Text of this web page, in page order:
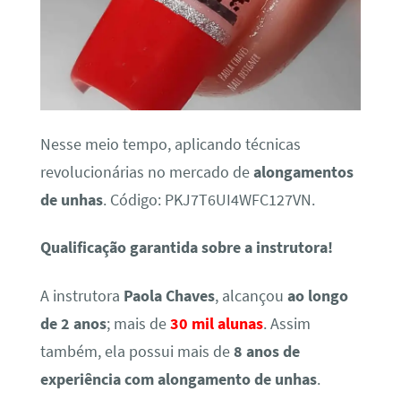
Nesse meio tempo, aplicando técnicas
revolucionárias no mercado dealongamentos
de unhas. Código: PKJ7T6UI4WFC127VN.
Qualificação garantida sobre a instrutora!
A instrutora Paola Chaves, alcançou ao longo
de 2 anos; mais de30 mil alunas. Assim
também, ela possui mais de8 anos de
experiência com alongamento de unhas.